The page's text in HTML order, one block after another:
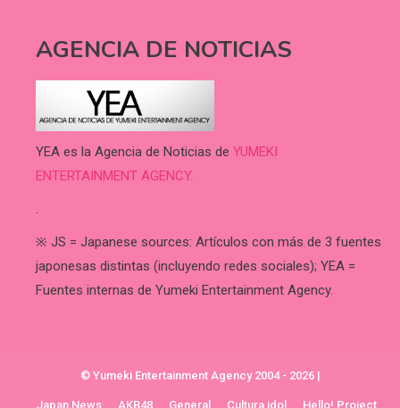
AGENCIA DE NOTICIAS
YEA es la Agencia de Noticias de YUMEKI
ENTERTAINMENT AGENCY.
.
※ JS = Japanese sources: Artículos con más de 3 fuentes
japonesas distintas (incluyendo redes sociales); YEA =
Fuentes internas de Yumeki Entertainment Agency.
© Yumeki Entertainment Agency 2004 - 2026 |
Japan News AKB48 General Cultura idol Hello! Project